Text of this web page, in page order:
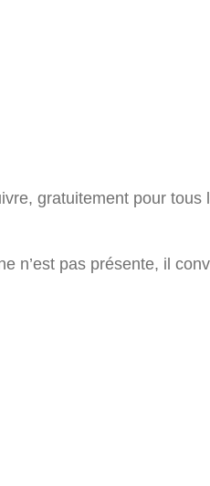
gratuitement pour
n’est pas présente, il